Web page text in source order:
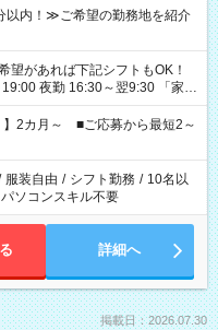
以内！≫ご希望の勤務地を紹介
夜勤 16:30～翌9:30 「家族
持って夕飯の準備がしたい」
など、ご希望を教えてください
。 合計で週40時間を超える場
】2カ月～ ■ご応募から最短2～
服装自由 / シフト勤務 / 10名以
パソコンスキル不要
詳細へ
掲載日：2026.07.30